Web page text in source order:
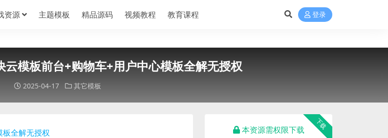
资源 主题模板 精品源码 视频教程 教育课程 登录
模板前台+购物车+用户中心模板全解无授权
2025-04-17 其它模板
下载
本资源需权限下载